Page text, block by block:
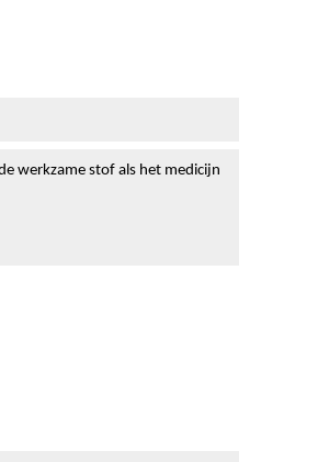
werkzame stof als het medicijn